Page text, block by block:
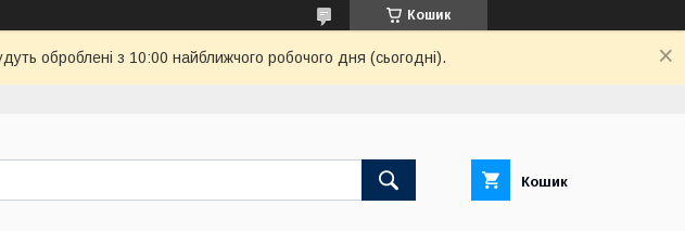
Кошик
оброблені з 10:00 найближчого робочого дня (сьогодні).
Кошик